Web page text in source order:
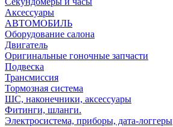
Аксессуары
АВТОМОБИЛЬ
Оборудование салона
Двигатель
Оригинальные гоночные запчасти
Подвеска
Трансмиссия
Тормозная система
ШС, наконечники, аксессуары
Фитинги, шланги.
Электросистема, приборы, дата-логгеры